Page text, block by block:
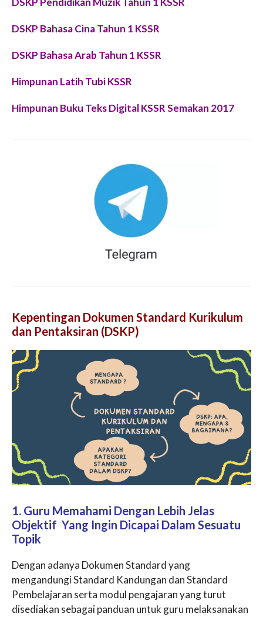
DSKP Bahasa Cina Tahun 1 KSSR
DSKP Bahasa Arab Tahun 1 KSSR
Himpunan Latih Tubi KSSR
Himpunan Buku Teks Digital KSSR Semakan 2017
Kepentingan Dokumen Standard Kurikulum
dan Pentaksiran (DSKP)
1. Guru Memahami Dengan Lebih Jelas
Objektif Yang Ingin Dicapai Dalam Sesuatu
Topik
Dengan adanya Dokumen Standard yang
mengandungi Standard Kandungan dan Standard
Pembelajaran serta modul pengajaran yang turut
disediakan sebagai panduan untuk guru melaksanakan